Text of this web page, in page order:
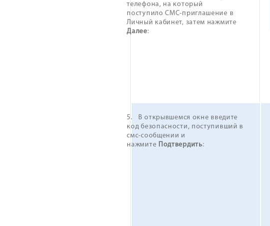
телефона, на который
поступило СМС-приглашение в
Личный кабинет, затем нажмите
Далее:
5. В открывшемся окне введите
код безопасности, поступивший в
смс-сообщении и
нажмите Подтвердить: